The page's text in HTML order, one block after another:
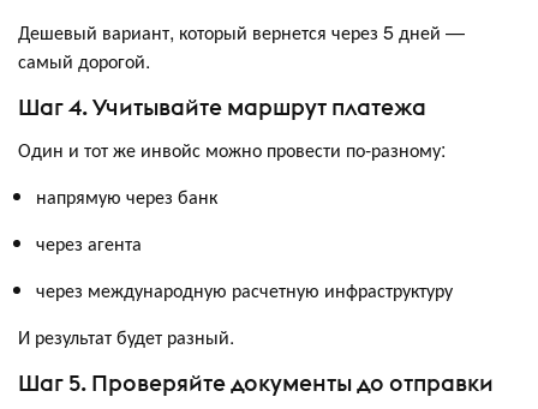
Дешевый вариант, который вернется через 5 дней —
самый дорогой.
Шаг 4. Учитывайте маршрут платежа
Один и тот же инвойс можно провести по-разному:
напрямую через банк
через агента
через международную расчетную инфраструктуру
И результат будет разный.
Шаг 5. Проверяйте документы до отправки